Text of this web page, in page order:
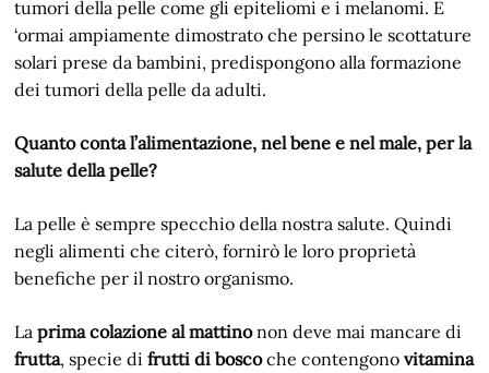
tumori della pelle come gli epiteliomi e i melanomi. E
‘ormai ampiamente dimostrato che persino le scottature
solari prese da bambini, predispongono alla formazione
dei tumori della pelle da adulti.
Quanto conta l’alimentazione, nel bene e nel male, per la
salute della pelle?
La pelle è sempre specchio della nostra salute. Quindi
negli alimenti che citerò, fornirò le loro proprietà
benefiche per il nostro organismo.
Laprima colazione al mattinonon deve mai mancare di
frutta, specie difrutti di boscoche contengonovitamina